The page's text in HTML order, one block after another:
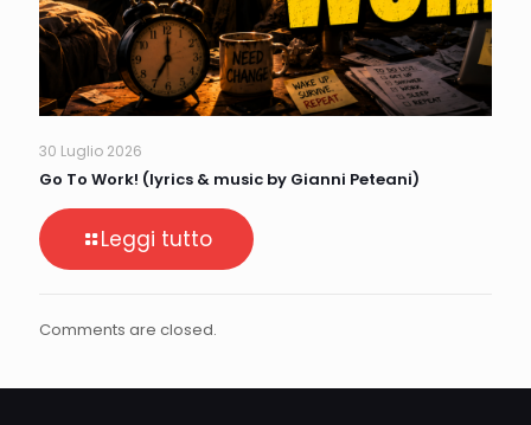
30 Luglio 2026
Go To Work! (lyrics & music by Gianni Peteani)
Leggi tutto
Comments are closed.